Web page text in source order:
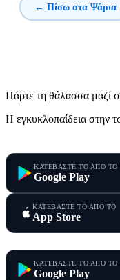
← Πίσω στα Ψάρια
Πάρτε τη θάλασσα μαζί
Η εγκυκλοπαίδεια στην
ΚΑΤΕΒΑΣΤΕ ΤΟ ΑΠΟ ΤΟ
Google Play
ΚΑΤΕΒΑΣΤΕ ΤΟ ΑΠΟ ΤΟ
App Store
ΚΑΤΕΒΑΣΤΕ ΤΟ ΑΠΟ ΤΟ
Google Play